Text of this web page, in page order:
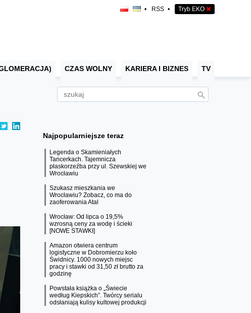
• RSS • Tryb EKO ✖
CZAS WOLNY KARIERA I BIZNES TV
Najpopularniejsze teraz
Legenda o Skamieniałych
Tancerkach. Tajemnicza
płaskorzeźba przy ul. Szewskiej we
Wrocławiu
Szukasz mieszkania we
Wrocławiu? Zobacz, co ma do
zaoferowania Atal
Wrocław: Od lipca o 19,5%
wzrosną ceny za wodę i ścieki
[NOWE STAWKI]
Amazon otwiera centrum
logistyczne w Dobromierzu koło
Świdnicy. 1000 nowych miejsc
pracy i stawki od 31,50 zł brutto za
godzinę
Powstała książka o „Świecie
według Kiepskich”. Twórcy serialu
odsłaniają kulisy kultowej produkcji